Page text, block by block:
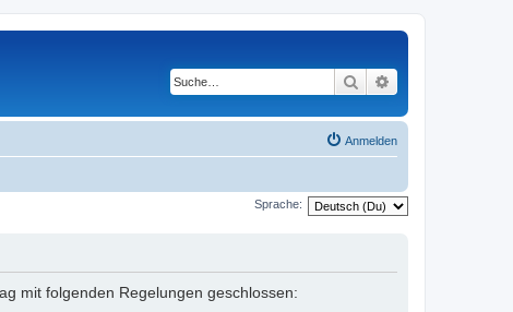
Suche
Anmelden
Sprache:
mit folgenden Regelungen geschlossen: